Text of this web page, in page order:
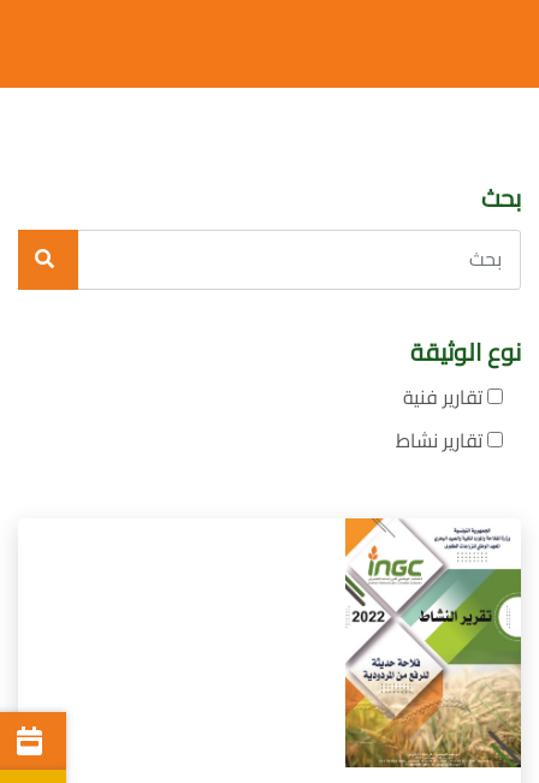
بحث
نوع الوثيقة
تقارير فنية
تقارير نشاط